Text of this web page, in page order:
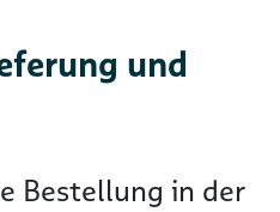
und
Bestellung in der